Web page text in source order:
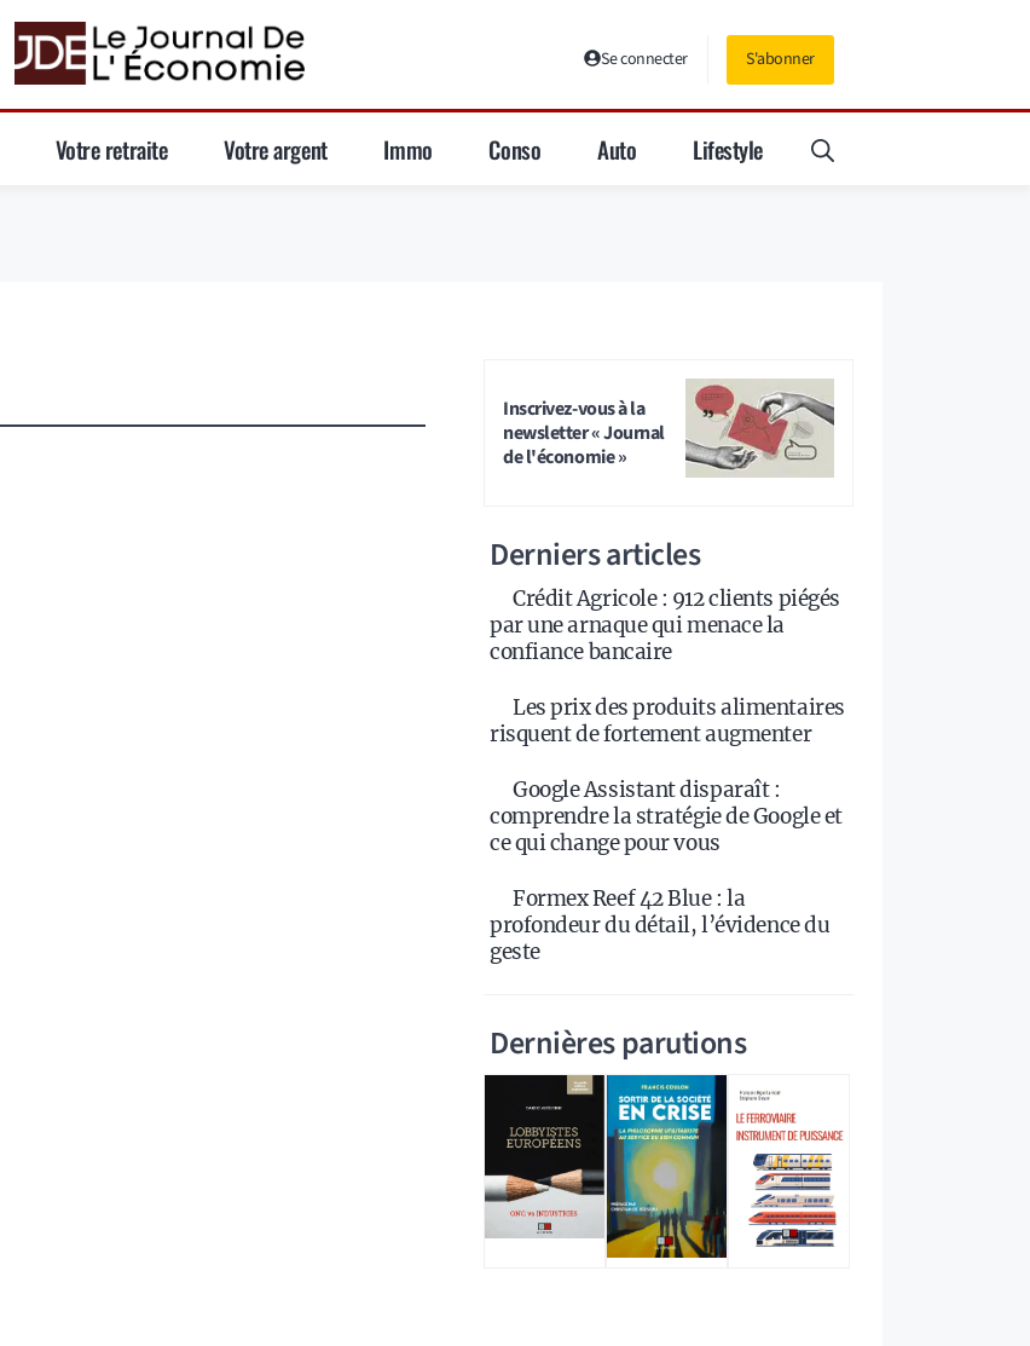
Se connecter S'abonner
Votre retraite Votre argent Immo Conso Auto Lifestyle
Inscrivez-vous à la
newsletter « Journal
de l'économie »
Derniers articles
Crédit Agricole : 912 clients piégés
par une arnaque qui menace la
confiance bancaire
Les prix des produits alimentaires
risquent de fortement augmenter
Google Assistant disparaît :
comprendre la stratégie de Google et
ce qui change pour vous
Formex Reef 42 Blue : la
profondeur du détail, l’évidence du
geste
Dernières parutions